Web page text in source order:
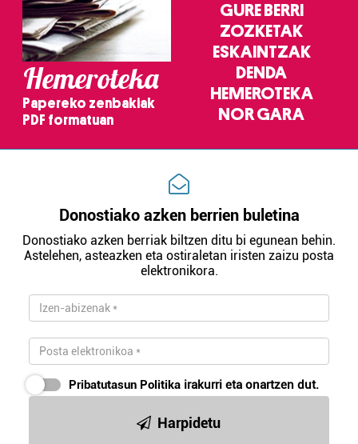
Hemeroteka
Papereko zenbakiak
PDF formatuan
GURE BERRI
ZOZKETAK
ESKAINTZAK
DENDA
HEMEROTEKA
NOR GARA
Donostiako azken berrien buletina
Donostiako azken berriak biltzen ditu bi egunean behin.
Astelehen, asteazken eta ostiraletan iristen zaizu posta
elektronikora.
Pribatutasun Politika irakurri eta onartzen dut.
Harpidetu